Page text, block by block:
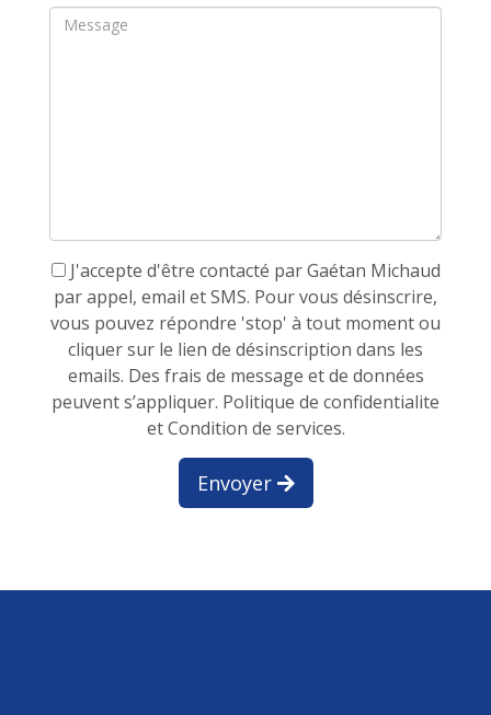
J'accepte d'être contacté par Gaétan Michaud
par appel, email et SMS. Pour vous désinscrire,
vous pouvez répondre 'stop' à tout moment ou
cliquer sur le lien de désinscription dans les
emails. Des frais de message et de données
peuvent s’appliquer. Politique de confidentialite
et Condition de services.
Envoyer